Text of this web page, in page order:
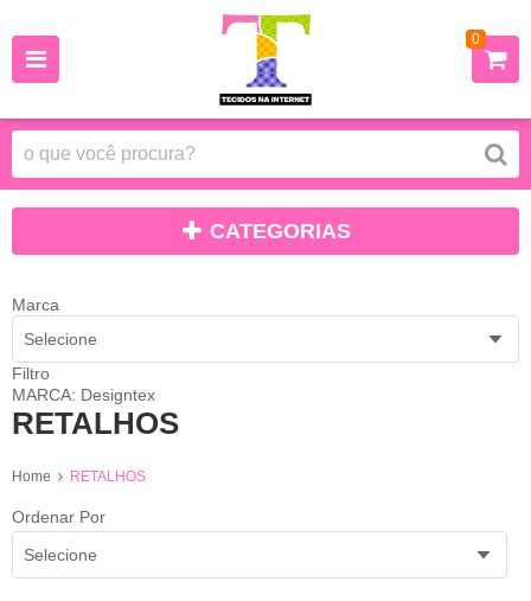
0
CATEGORIAS
Marca
Selecione
Filtro
MARCA: Designtex
RETALHOS
Home RETALHOS
Ordenar Por
Selecione